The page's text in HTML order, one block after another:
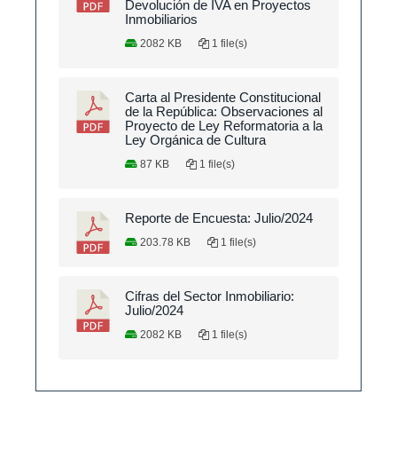
Devolución de IVA en Proyectos
Inmobiliarios
2082 KB 1 file(s)
Carta al Presidente Constitucional
de la República: Observaciones al
Proyecto de Ley Reformatoria a la
Ley Orgánica de Cultura
87 KB 1 file(s)
Reporte de Encuesta: Julio/2024
203.78 KB 1 file(s)
Cifras del Sector Inmobiliario:
Julio/2024
2082 KB 1 file(s)